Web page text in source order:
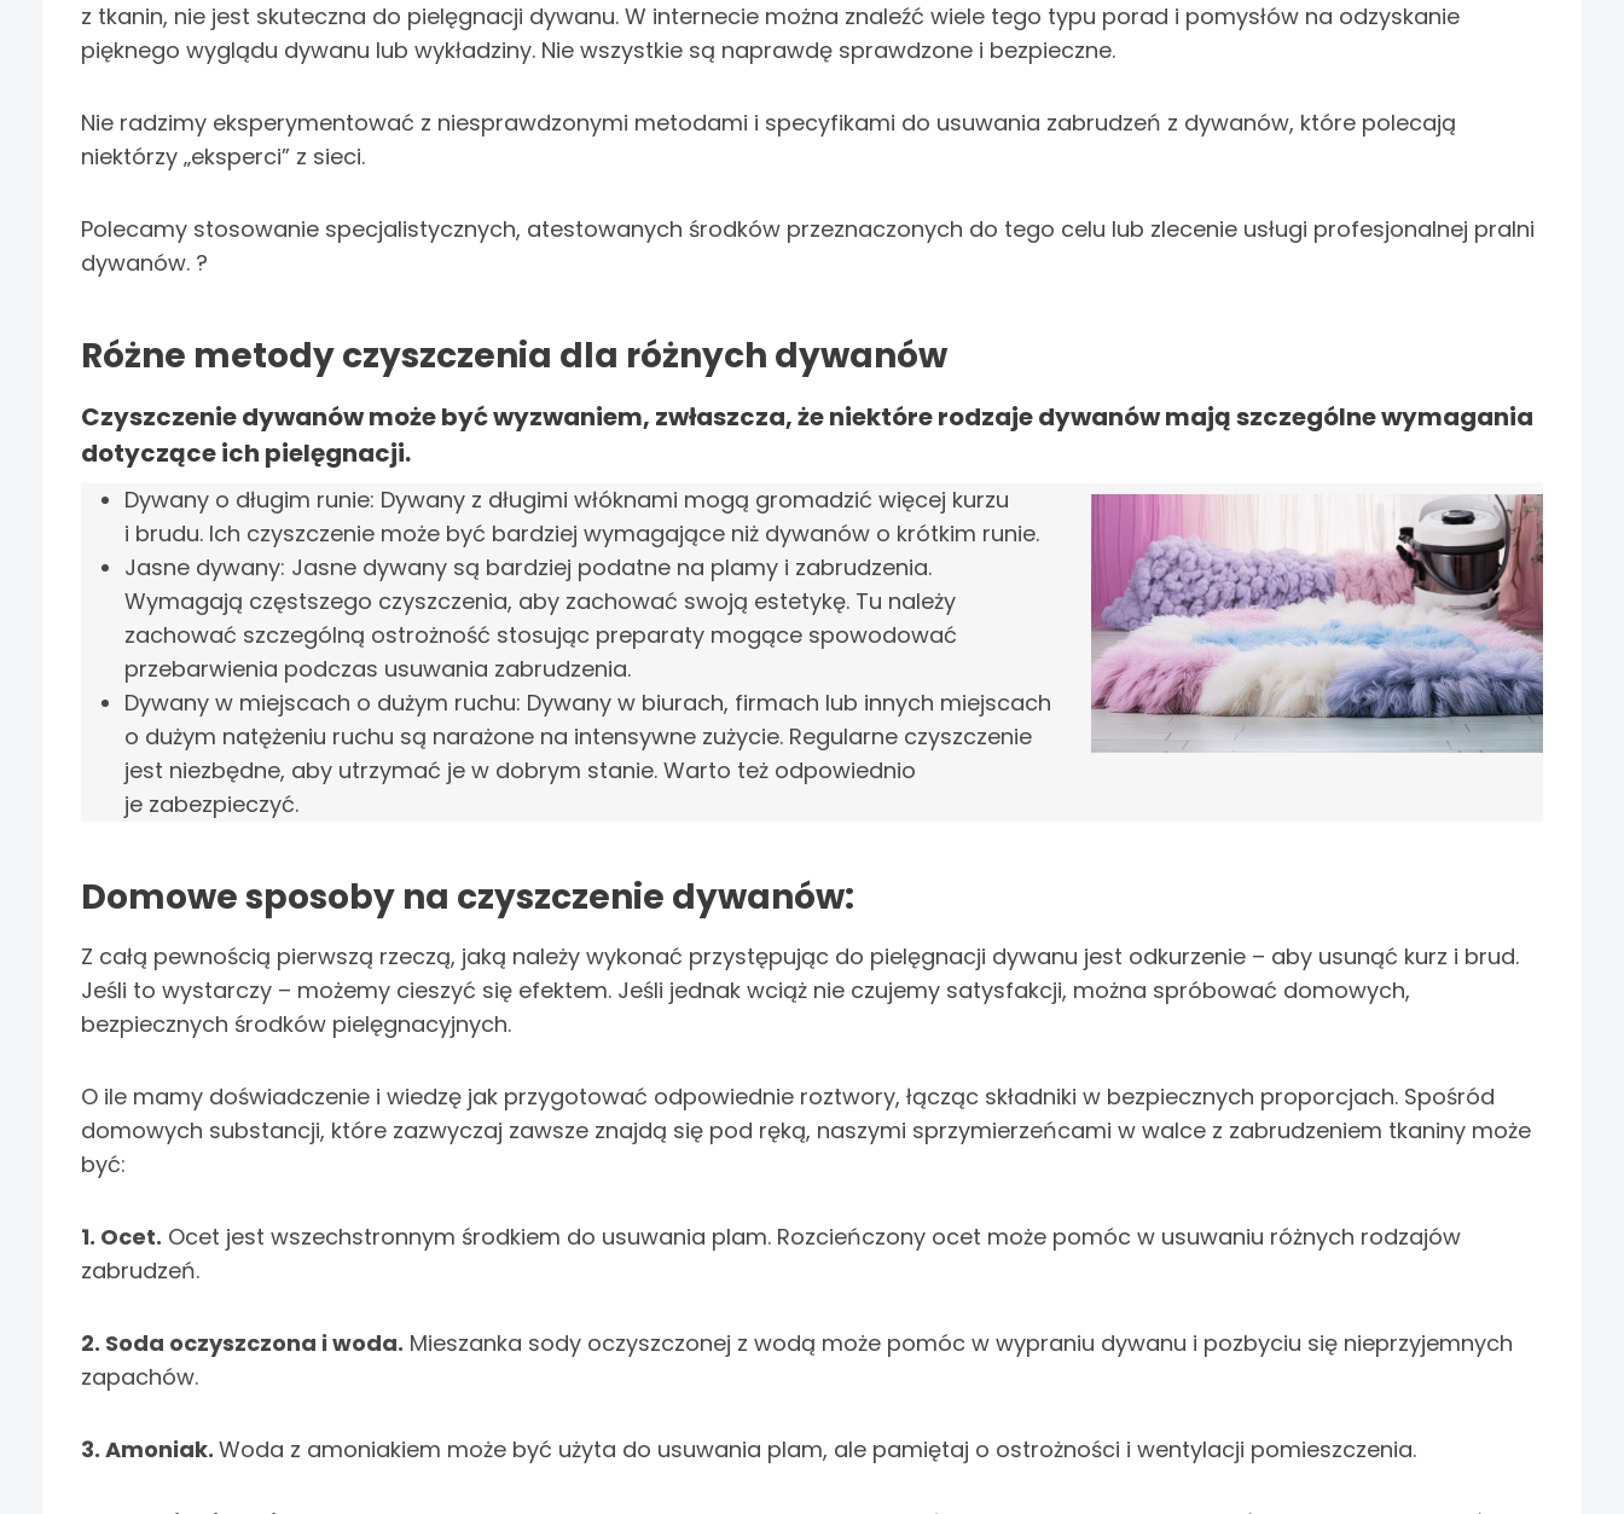
z tkanin, nie jest skuteczna do pielęgnacji dywanu. W internecie można znaleźć wiele tego typu porad i pomysłów na odzyskanie
pięknego wyglądu dywanu lub wykładziny. Nie wszystkie są naprawdę sprawdzone i bezpieczne.
Nie radzimy eksperymentować z niesprawdzonymi metodami i specyfikami do usuwania zabrudzeń z dywanów, które polecają
niektórzy „eksperci” z sieci.
Polecamy stosowanie specjalistycznych, atestowanych środków przeznaczonych do tego celu lub zlecenie usługi profesjonalnej pralni
dywanów. ?
Różne metody czyszczenia dla różnych dywanów
Czyszczenie dywanów może być wyzwaniem, zwłaszcza, że niektóre rodzaje dywanów mają szczególne wymagania
dotyczące ich pielęgnacji.
Dywany o długim runie: Dywany z długimi włóknami mogą gromadzić więcej kurzu
i brudu. Ich czyszczenie może być bardziej wymagające niż dywanów o krótkim runie.
Jasne dywany: Jasne dywany są bardziej podatne na plamy i zabrudzenia.
Wymagają częstszego czyszczenia, aby zachować swoją estetykę. Tu należy
zachować szczególną ostrożność stosując preparaty mogące spowodować
przebarwienia podczas usuwania zabrudzenia.
Dywany w miejscach o dużym ruchu: Dywany w biurach, firmach lub innych miejscach
o dużym natężeniu ruchu są narażone na intensywne zużycie. Regularne czyszczenie
jest niezbędne, aby utrzymać je w dobrym stanie. Warto też odpowiednio
je zabezpieczyć.
Domowe sposoby na czyszczenie dywanów:
Z całą pewnością pierwszą rzeczą, jaką należy wykonać przystępując do pielęgnacji dywanu jest odkurzenie – aby usunąć kurz i brud.
Jeśli to wystarczy – możemy cieszyć się efektem. Jeśli jednak wciąż nie czujemy satysfakcji, można spróbować domowych,
bezpiecznych środków pielęgnacyjnych.
O ile mamy doświadczenie i wiedzę jak przygotować odpowiednie roztwory, łącząc składniki w bezpiecznych proporcjach. Spośród
domowych substancji, które zazwyczaj zawsze znajdą się pod ręką, naszymi sprzymierzeńcami w walce z zabrudzeniem tkaniny może
być:
1. Ocet. Ocet jest wszechstronnym środkiem do usuwania plam. Rozcieńczony ocet może pomóc w usuwaniu różnych rodzajów
zabrudzeń.
2. Soda oczyszczona i woda. Mieszanka sody oczyszczonej z wodą może pomóc w wypraniu dywanu i pozbyciu się nieprzyjemnych
zapachów.
3. Amoniak. Woda z amoniakiem może być użyta do usuwania plam, ale pamiętaj o ostrożności i wentylacji pomieszczenia.